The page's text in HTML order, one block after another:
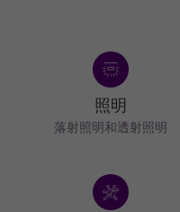
照明
落射照明和透射照明